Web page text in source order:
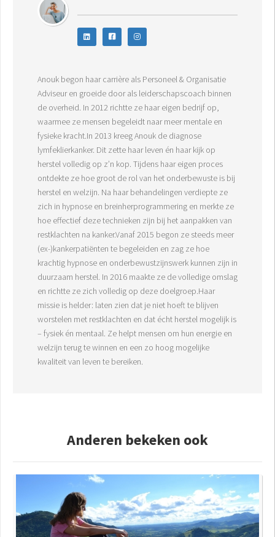
Anouk begon haar carrière als Personeel & Organisatie
Adviseur en groeide door als leiderschapscoach binnen
de overheid. In 2012 richtte ze haar eigen bedrijf op,
waarmee ze mensen begeleidt naar meer mentale en
fysieke kracht.In 2013 kreeg Anouk de diagnose
lymfeklierkanker. Dit zette haar leven én haar kijk op
herstel volledig op z’n kop. Tijdens haar eigen proces
ontdekte ze hoe groot de rol van het onderbewuste is bij
herstel en welzijn. Na haar behandelingen verdiepte ze
zich in hypnose en breinherprogrammering en merkte ze
hoe effectief deze technieken zijn bij het aanpakken van
restklachten na kanker.Vanaf 2015 begon ze steeds meer
(ex-)kankerpatiënten te begeleiden en zag ze hoe
krachtig hypnose en onderbewustzijnswerk kunnen zijn in
duurzaam herstel. In 2016 maakte ze de volledige omslag
en richtte ze zich volledig op deze doelgroep.Haar
missie is helder: laten zien dat je niet hoeft te blijven
worstelen met restklachten en dat écht herstel mogelijk is
– fysiek én mentaal. Ze helpt mensen om hun energie en
welzijn terug te winnen en een zo hoog mogelijke
kwaliteit van leven te bereiken.
Anderen bekeken ook